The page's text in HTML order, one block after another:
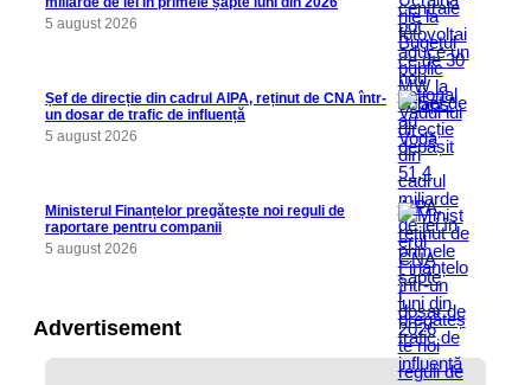
5 august 2026
Șef de direcție din cadrul AIPA, reținut de CNA într-
un dosar de trafic de influență
5 august 2026
Ministerul Finanțelor pregătește noi reguli de
raportare pentru companii
5 august 2026
Advertisement